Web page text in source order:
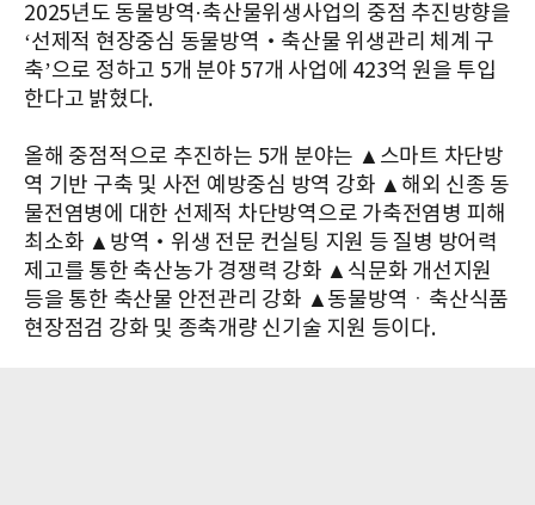
2025년도 동물방역·축산물위생사업의 중점 추진방향을
‘선제적 현장중심 동물방역‧축산물 위생관리 체계 구
축’으로 정하고 5개 분야 57개 사업에 423억 원을 투입
한다고 밝혔다.
올해 중점적으로 추진하는 5개 분야는 ▲스마트 차단방
역 기반 구축 및 사전 예방중심 방역 강화 ▲해외 신종 동
물전염병에 대한 선제적 차단방역으로 가축전염병 피해
최소화 ▲방역‧위생 전문 컨실팅 지원 등 질병 방어력
제고를 통한 축산농가 경쟁력 강화 ▲식문화 개선지원
등을 통한 축산물 안전관리 강화 ▲동물방역ㆍ축산식품
현장점검 강화 및 종축개량 신기술 지원 등이다.